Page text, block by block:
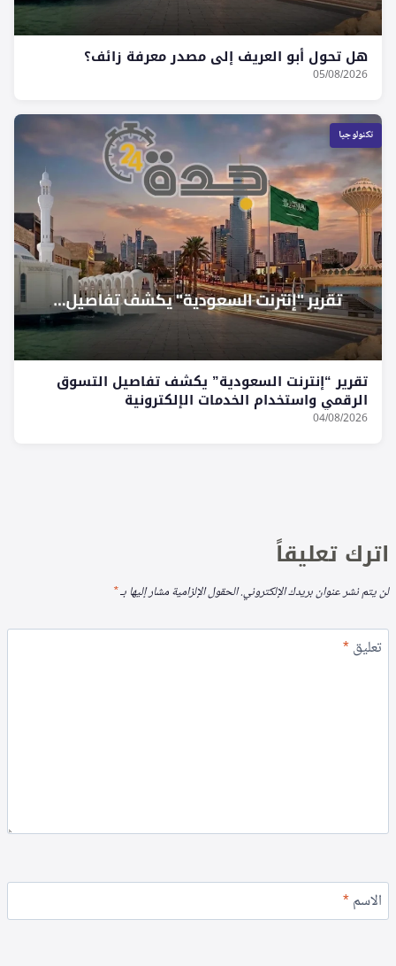
هل تحول أبو العريف إلى مصدر معرفة زائف؟
05/08/2026
تكنولوجيا
تقرير “إنترنت السعودية” يكشف تفاصيل التسوق
الرقمي واستخدام الخدمات الإلكترونية
04/08/2026
اترك تعليقاً
لن يتم نشر عنوان بريدك الإلكتروني.الحقول الإلزامية مشار إليها بـ*
تعليق*
الاسم*